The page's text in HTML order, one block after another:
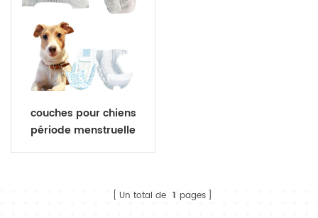
couches pour chiens
période menstruelle
Un total de 1 pages